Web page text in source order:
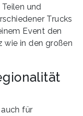
und
Trucks
Event den
in den großen
für